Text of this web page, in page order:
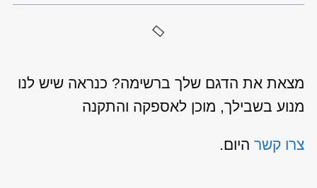
מצאת את הדגם שלך ברשימה? כנראה שיש לנו
מנוע בשבילך, מוכן לאספקה והתקנה
צרו קשרהיום.